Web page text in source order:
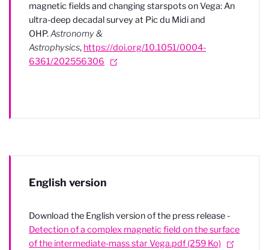
magnetic fields and changing starspots on Vega: An
ultra-deep decadal survey at Pic du Midi and
OHP.Astronomy &
Astrophysics, https://doi.org/10.1051/0004-
6361/202556306
English version
Download the English version of the press release -
Detection of a complex magnetic field on the surface
of the intermediate-mass star Vega.pdf (259 Ko)